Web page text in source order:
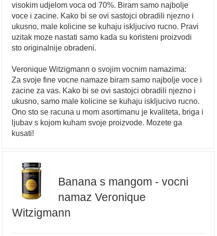
visokim udjelom voca od 70%. Biram samo najbolje
voce i zacine. Kako bi se ovi sastojci obradili njezno i
ukusno, male kolicine se kuhaju iskljucivo rucno. Pravi
uzitak moze nastati samo kada su koristeni proizvodi
sto originalnije obradeni.
Veronique Witzigmann o svojim vocnim namazima:
Za svoje fine vocne namaze biram samo najbolje voce i
zacine za vas. Kako bi se ovi sastojci obradili njezno i
ukusno, samo male kolicine se kuhaju iskljucivo rucno.
Ono sto se racuna u mom asortimanu je kvaliteta, briga i
ljubav s kojom kuham svoje proizvode. Mozete ga
kusati!
Banana s mangom - vocni
namaz Veronique
Witzigmann